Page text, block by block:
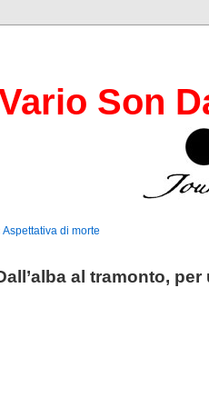
Son
Aspettativa di morte
al tramonto,